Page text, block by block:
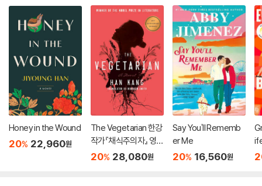
Honey in the Wound
20% 22,960원
The Vegetarian 한강
작가『채식주의자』 영문
판 (미국판)
20% 28,080원
Say You'll Rememb
er Me
20% 16,560원